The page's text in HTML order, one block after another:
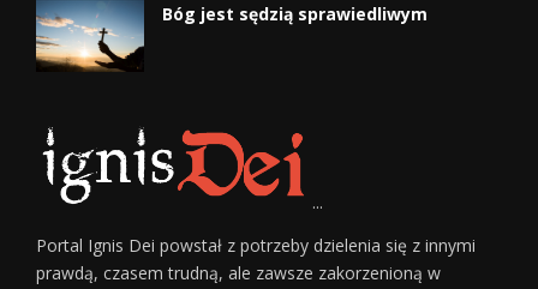
Bóg jest sędzią sprawiedliwym
...
Portal Ignis Dei powstał z potrzeby dzielenia się z innymi
prawdą, czasem trudną, ale zawsze zakorzenioną w